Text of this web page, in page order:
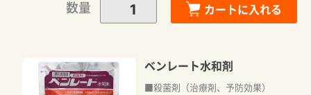
数量
カートに入れる
ベンレート水和剤
■殺菌剤（治療剤、予防効果）